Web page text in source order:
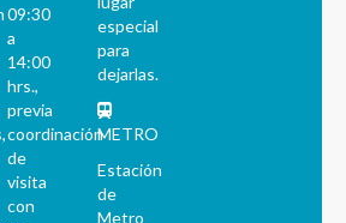
09:30
a
14:00
hrs.,
previa
coordinación
de
visita
con
especial
para
dejarlas.
METRO
Estación
de
Metro